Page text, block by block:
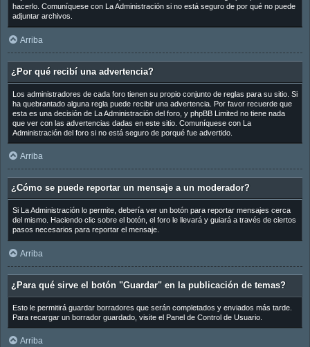
hacerlo. Comuníquese con La Administración si no está seguro de por qué no puede
adjuntar archivos.
Arriba
¿Por qué recibí una advertencia?
Los administradores de cada foro tienen su propio conjunto de reglas para su sitio. Si
ha quebrantado alguna regla puede recibir una advertencia. Por favor recuerde que
esta es una decisión de La Administración del foro, y phpBB Limited no tiene nada
que ver con las advertencias dadas en este sitio. Comuníquese con La
Administración del foro si no está seguro de porqué fue advertido.
Arriba
¿Cómo se puede reportar un mensaje a un moderador?
Si La Administración lo permite, debería ver un botón para reportar mensajes cerca
del mismo. Haciendo clic sobre el botón, el foro le llevará y guiará a través de ciertos
pasos necesarios para reportar el mensaje.
Arriba
¿Para qué sirve el botón "Guardar" en la publicación de temas?
Esto le permitirá guardar borradores que serán completados y enviados más tarde.
Para recargar un borrador guardado, visite el Panel de Control de Usuario.
Arriba